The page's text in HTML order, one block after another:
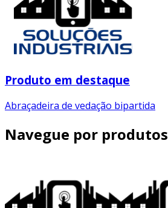
Produto em destaque
Abraçadeira de vedação bipartida
Navegue por produtos